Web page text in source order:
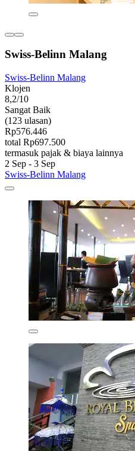
Swiss-Belinn Malang
Swiss-Belinn Malang
Klojen
8,2/10
Sangat Baik
(123 ulasan)
Rp576.446
total Rp697.500
termasuk pajak & biaya lainnya
2 Sep - 3 Sep
Swiss-Belinn Malang